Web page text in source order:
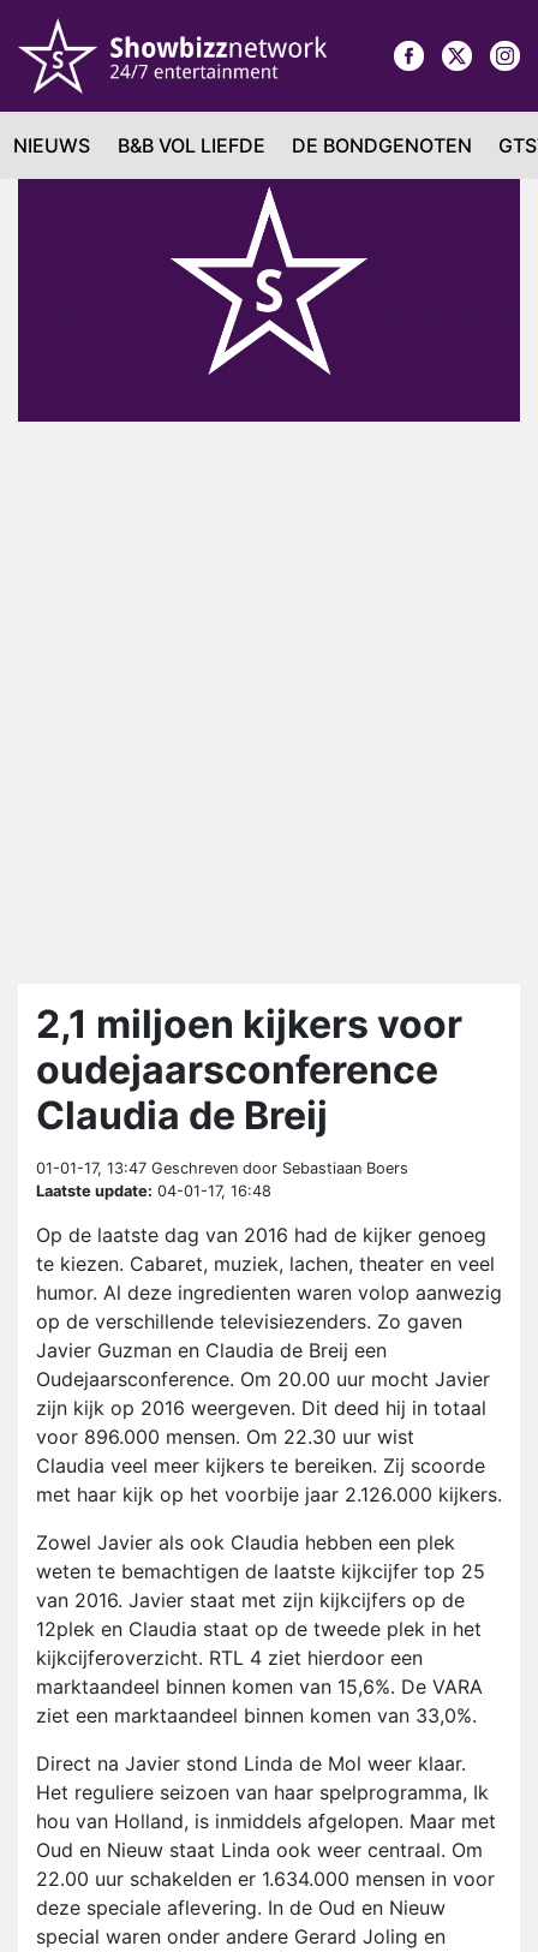
NIEUWS B&B VOL LIEFDE DE BONDGENOTEN
2,1 miljoen kijkers voor
oudejaarsconference
Claudia de Breij
01-01-17, 13:47 Geschreven door Sebastiaan Boers
Laatste update: 04-01-17, 16:48
Op de laatste dag van 2016 had de kijker genoeg
te kiezen. Cabaret, muziek, lachen, theater en veel
humor. Al deze ingredienten waren volop aanwezig
op de verschillende televisiezenders. Zo gaven
Javier Guzman en Claudia de Breij een
Oudejaarsconference. Om 20.00 uur mocht Javier
zijn kijk op 2016 weergeven. Dit deed hij in totaal
voor 896.000 mensen. Om 22.30 uur wist
Claudia veel meer kijkers te bereiken. Zij scoorde
met haar kijk op het voorbije jaar 2.126.000 kijkers.
Zowel Javier als ook Claudia hebben een plek
weten te bemachtigen de laatste kijkcijfer top 25
van 2016. Javier staat met zijn kijkcijfers op de
12plek en Claudia staat op de tweede plek in het
kijkcijferoverzicht. RTL 4 ziet hierdoor een
marktaandeel binnen komen van 15,6%. De VARA
ziet een marktaandeel binnen komen van 33,0%.
Direct na Javier stond Linda de Mol weer klaar.
Het reguliere seizoen van haar spelprogramma, Ik
hou van Holland, is inmiddels afgelopen. Maar met
Oud en Nieuw staat Linda ook weer centraal. Om
22.00 uur schakelden er 1.634.000 mensen in voor
deze speciale aflevering. In de Oud en Nieuw
special waren onder andere Gerard Joling en